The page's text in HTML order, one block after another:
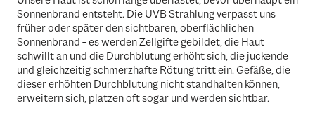
Sonnenbrand entsteht. Die UVB Strahlung verpasst uns
früher oder später den sichtbaren, oberflächlichen
Sonnenbrand – es werden Zellgifte gebildet, die Haut
schwillt an und die Durchblutung erhöht sich, die juckende
und gleichzeitig schmerzhafte Rötung tritt ein. Gefäße, die
dieser erhöhten Durchblutung nicht standhalten können,
erweitern sich, platzen oft sogar und werden sichtbar.